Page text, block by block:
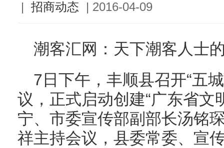
| 招商动态 | 2016-04-09
潮客汇网：天下潮客人士
7日下午，丰顺县召开“五
议，正式启动创建“广东省文
宁、市委宣传部副部长汤铭
祥主持会议，县委常委、宣